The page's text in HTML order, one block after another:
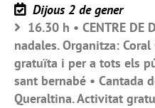
Dijous 2 de gener
16.30 h • CENTRE DE
nadales. Organitza:
gratuïta i per a tots els
sant bernabé • Cantada
Queraltina. Activitat